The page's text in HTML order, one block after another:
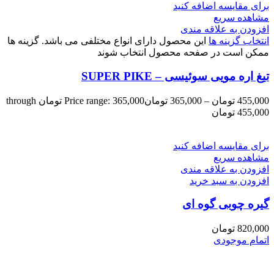
برای مقایسه اضافه کنید
مشاهده سریع
افزودن به علاقه مندی
انتخاب گزینه ها این محصول دارای انواع مختلفی می باشد. گزینه ها
ممکن است در صفحه محصول انتخاب شوند
تیغ اره مویی سوئیسی – SUPER PIKE
455,000 تومان –
365,000 تومان
Price range: 365,000 تومان through
455,000 تومان
برای مقایسه اضافه کنید
مشاهده سریع
افزودن به علاقه مندی
افزودن به سبد خرید
گیره چوبی گوه ای
820,000 تومان
اتمام موجودی